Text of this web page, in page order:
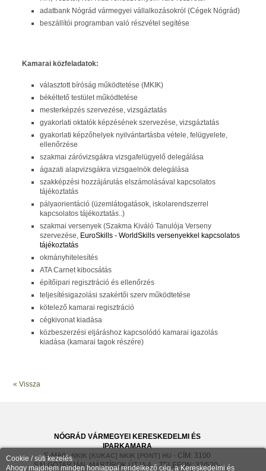
adatbank Nógrád vármegyei vállalkozásokról (Cégek Nógrád)
beszállítói programban való részvétel segítése
Kamarai közfeladatok:
választott bíróság működtetése (MKIK)
békéltető testület működtetése
mesterképzés szervezése, vizsgáztatás
gyakorlati oktatók képzésének szervezése, vizsgáztatás
gyakorlati képzőhelyek nyilvántartásba vétele, felügyelete,
ellenőrzése
szakmai záróvizsgákra vizsgafelügyelő delegálása
ágazati alapvizsgákra vizsgaelnök delegálása
szakképzési hozzájárulás elszámolásával kapcsolatos
tájékoztatás
pályaorientáció (üzemlátogatások, iskolarendszerrel
kapcsolatos tájékoztatás..)
szakmai versenyek (Szakma Kiváló Tanulója Verseny
szervezése, EuroSkills - WorldSkills versenyekkel kapcsolatos
tájékoztatás
okmányhitelesítés
ATA Carnet kibocsátás
építőipari regisztráció és ellenőrzés
teljesítésigazolási szakértői szerv működtetése
kötelező kamarai regisztráció
cégkivonat kiadása
közbeszerzési eljáráshoz kapcsolódó kamarai igazolás
kiadása (kamarai tagok részére)
« Vissza
NÓGRÁD VÁRMEGYEI KERESKEDELMI ÉS
IPARKAMARA
E-MAIL:NKIK [KUKAC] NKIK [PONT] HU - CÍM: 3100
SALGÓTARJÁN, MÁRTÍROK ÚTJA 4. - TELEFON: 32/520-
Cookie / süti kezelés
Ahogy majdnem minden honlappal rendelkező cég, a Kereskedelmi és